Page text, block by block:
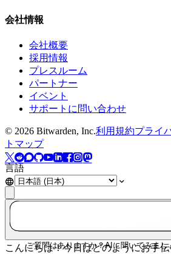
会社情報
会社概要
採用情報
プレスルーム
パートナー
イベント
サポートに問い合わせ
© 2026 Bitwarden, Inc.利用規約プライ
トマップ
言語
ご質問はありますか？AIに聞いてみまし
こんにちは！今日はどのようにお手